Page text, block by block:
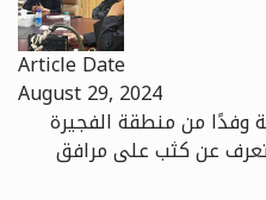
Article Date
August 29, 2024
وفدًا من منطقة الفجيرة
عن كثب على مرافق